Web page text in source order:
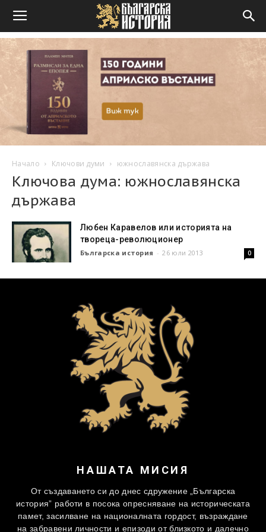
Начало Ключови думи южнославянска държава
Ключова дума: южнославянска
държава
Любен Каравелов или историята на
твореца-революционер
Българска история - 26 юли 2013 0
НАШАТА МИСИЯ
От създаването си до днес сдружение „Българска
история” работи в посока опресняване на историческата
памет, засилване на националната гордост, възраждане
на забравени личности и епизоди от близкото и далечно